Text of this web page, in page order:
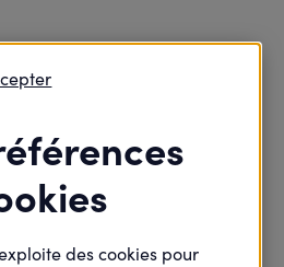
des cookies pour